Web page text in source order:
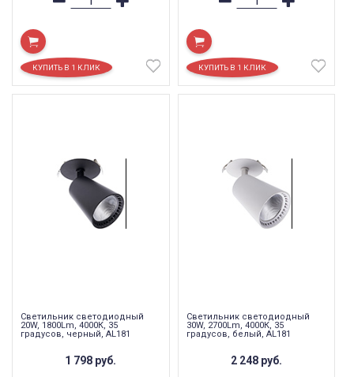
Светильник светодиодный
20W, 1800Lm, 4000К, 35
градусов, черный, AL181
1 798 руб.
Светильник светодиодный
30W, 2700Lm, 4000К, 35
градусов, белый, AL181
2 248 руб.